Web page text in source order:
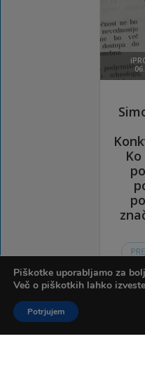
Piškotke uporabljamo za
Več o piškotkih lahko
Potrjujem